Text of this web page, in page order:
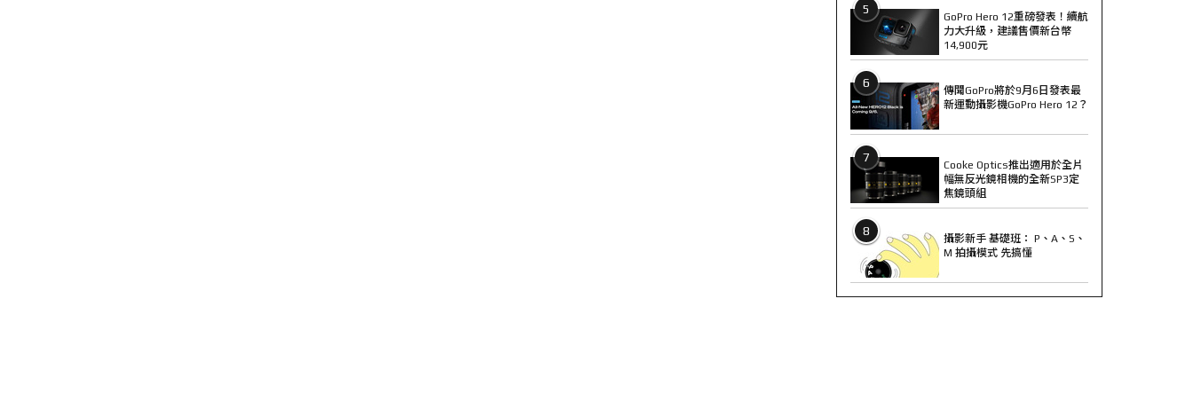
5
GoPro Hero 12重磅發表！續航
力大升級，建議售價新台幣
14,900元
6
傳聞GoPro將於9月6日發表最
新運動攝影機GoPro Hero 12？
7
Cooke Optics推出適用於全片
幅無反光鏡相機的全新SP3定
焦鏡頭組
8
攝影新手 基礎班： P、A、S、
M 拍攝模式 先搞懂